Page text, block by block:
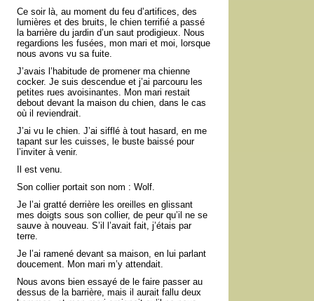
Ce soir là, au moment du feu d’artifices, des
lumières et des bruits, le chien terrifié a passé
la barrière du jardin d’un saut prodigieux. Nous
regardions les fusées, mon mari et moi, lorsque
nous avons vu sa fuite.
J’avais l’habitude de promener ma chienne
cocker. Je suis descendue et j’ai parcouru les
petites rues avoisinantes. Mon mari restait
debout devant la maison du chien, dans le cas
où il reviendrait.
J’ai vu le chien. J’ai sifflé à tout hasard, en me
tapant sur les cuisses, le buste baissé pour
l’inviter à venir.
Il est venu.
Son collier portait son nom : Wolf.
Je l’ai gratté derrière les oreilles en glissant
mes doigts sous son collier, de peur qu’il ne se
sauve à nouveau. S’il l’avait fait, j’étais par
terre.
Je l’ai ramené devant sa maison, en lui parlant
doucement. Mon mari m’y attendait.
Nous avons bien essayé de le faire passer au
dessus de la barrière, mais il aurait fallu deux